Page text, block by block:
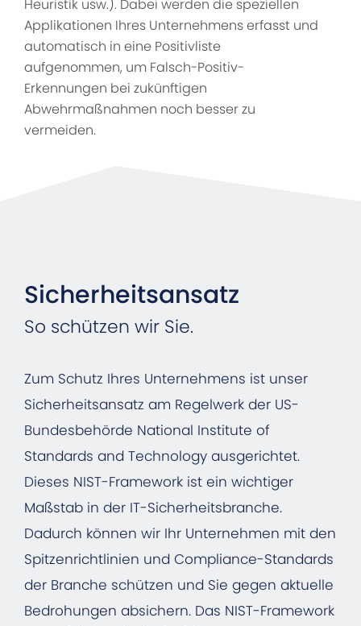
Heuristik usw.). Dabei werden die speziellen
Applikationen Ihres Unternehmens erfasst und
automatisch in eine Positivliste
aufgenommen, um Falsch-Positiv-
Erkennungen bei zukünftigen
Abwehrmaßnahmen noch besser zu
vermeiden.
Sicherheitsansatz
So schützen wir Sie.
Zum Schutz Ihres Unternehmens ist unser
Sicherheitsansatz am Regelwerk der US-
Bundesbehörde National Institute of
Standards and Technology ausgerichtet.
Dieses NIST-Framework ist ein wichtiger
Maßstab in der IT-Sicherheitsbranche.
Dadurch können wir Ihr Unternehmen mit den
Spitzenrichtlinien und Compliance-Standards
der Branche schützen und Sie gegen aktuelle
Bedrohungen absichern. Das NIST-Framework